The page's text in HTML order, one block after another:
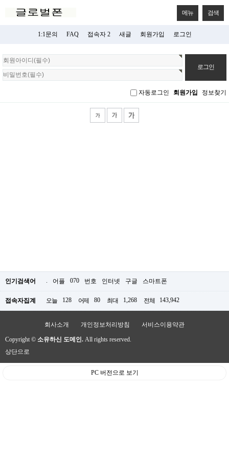
메뉴 검색
1:1문의 FAQ 접속자 2 새글 회원가입 로그인
회
원
로
자동로그인 회원가입 정보찾기
인기검색어 . 어플 070 번호 인터넷 구글 스마트폰
접속자집계 오늘 128 어제 80 최대 1,268 전체 143,942
회사소개 개인정보처리방침 서비스이용약관
Copyright © 소유하신 도메인. All rights reserved.
상단으로
PC 버전으로 보기